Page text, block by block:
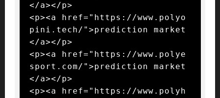
</a></p>
<p><a href="https://www.polyo
pini.tech/">prediction market
</a></p>
<p><a href="https://www.polye
sport.com/">prediction market
</a></p>
<p><a href="https://www.polyh